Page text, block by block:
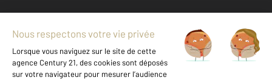
Mentions légales & CGU et Barèmes d'honoraires
Données personnelles
Gestionnaire des cookies